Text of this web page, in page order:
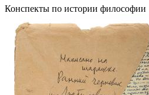
Конспекты по истории философии